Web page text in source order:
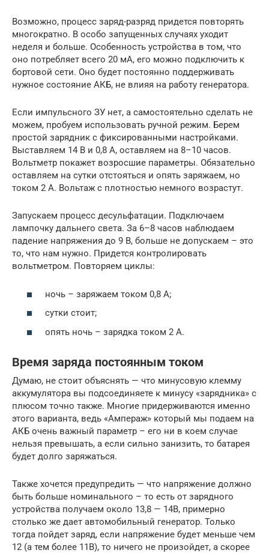
Возможно, процесс заряд-разряд придется повторять
многократно. В особо запущенных случаях уходит
неделя и больше. Особенность устройства в том, что
оно потребляет всего 20 мА, его можно подключить к
бортовой сети. Оно будет постоянно поддерживать
нужное состояние АКБ, не влияя на работу генератора.
Если импульсного ЗУ нет, а самостоятельно сделать не
можем, пробуем использовать ручной режим. Берем
простой зарядник с фиксированными настройками.
Выставляем 14 В и 0,8 А, оставляем на 8–10 часов.
Вольтметр покажет возросшие параметры. Обязательно
оставляем на сутки отстояться и опять заряжаем, но
током 2 А. Вольтаж с плотностью немного возрастут.
Запускаем процесс десульфатации. Подключаем
лампочку дальнего света. За 6–8 часов наблюдаем
падение напряжения до 9 В, больше не допускаем – это
то, что нам нужно. Придется контролировать
вольтметром. Повторяем циклы:
ночь – заряжаем током 0,8 А;
сутки стоит;
опять ночь – зарядка током 2 А.
Время заряда постоянным током
Думаю, не стоит объяснять — что минусовую клемму
аккумулятора вы подсоединяете к минусу «зарядника» с
плюсом точно также. Многие придерживаются именно
этого варианта, ведь «Ампераж» который мы подаем на
АКБ очень важный параметр – его ни в коем случае
нельзя превышать, а если сильно занизить, то батарея
будет долго заряжаться.
Также хочется предупредить — что напряжение должно
быть больше номинального – то есть от зарядного
устройства получаем около 13,8 — 14В, примерно
столько же дает автомобильный генератор. Только
тогда пойдет заряд, если напряжение будет меньше чем
12 (а тем более 11В), то ничего не произойдет, а скорее